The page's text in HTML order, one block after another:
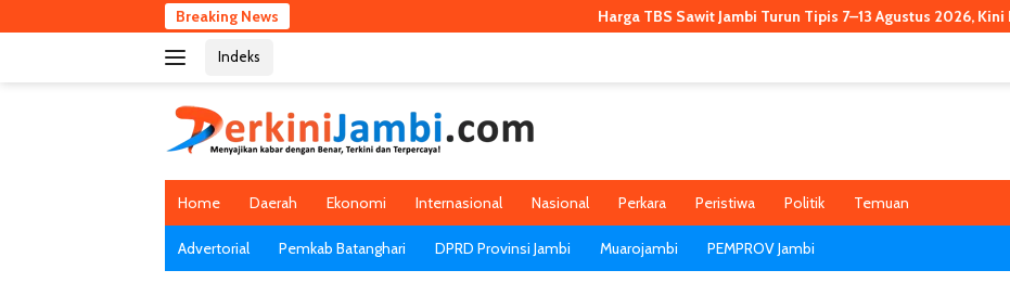
ke
Breaking News Harga TBS Sawit Jambi Turun Tipis 7–13 Agustus 2026, Kini Rp3.911,53 per
Indeks
Home Daerah Ekonomi Internasional Nasional Perkara Peristiwa Politik Temuan
Advertorial Pemkab Batanghari DPRD Provinsi Jambi Muarojambi PEMPROV Jambi